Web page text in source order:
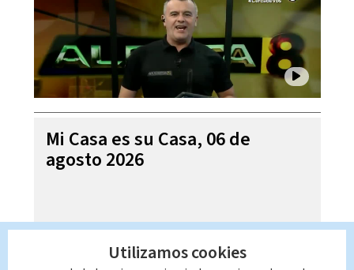
Mi Casa es su Casa, 06 de
agosto 2026
Utilizamos cookies